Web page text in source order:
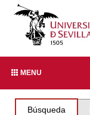
MENU
Búsqueda